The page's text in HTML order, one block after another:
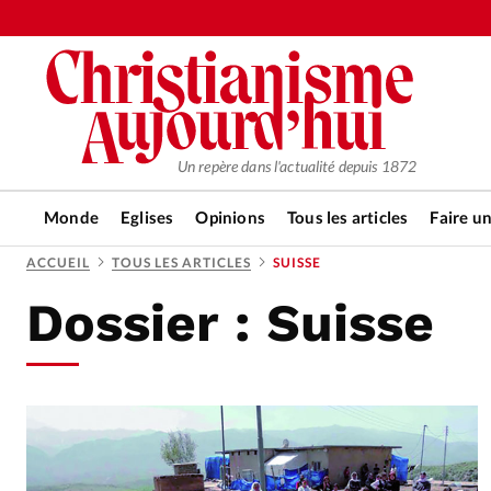
Un repère dans l'actualité depuis 1872
Monde Eglises Opinions Tous les articles Faire
RUBRIQUES
Tous les articles
Actualité internationale
ACCUEIL TOUS LES ARTICLES SUISSE
Dossier : Suisse